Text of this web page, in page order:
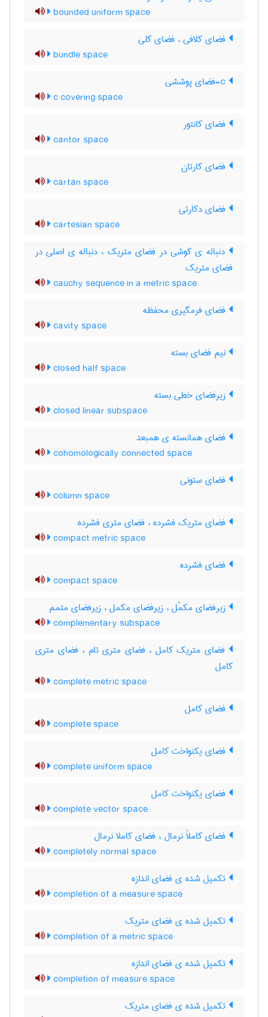
bounded uniform space
فضای کلافی ، فضای کلی
bundle space
c covering space
فضای کانتور
cantor space
فضای کارتان
cartan space
فضای دکارتی
cartesian space
دنباله ی کوشی در فضای متریک ، دنباله ی اصلی در
فضای متریک
cauchy sequence in a metric space
فضای فرمگیری محفظه
cavity space
نیم فضای بسته
closed half space
زیرفضای خطی بسته
closed linear subspace
فضای همانسته ی همبعد
cohomologically connected space
فضای ستونی
column space
فضای متریک فشرده ، فضای متری فشرده
compact metric space
فضای فشرده
compact space
زیرفضای مکمّل ، زیرفضای مکمل ، زیرفضای متمم
complementary subspace
فضای متریک کامل ، فضای متری تام ، فضای متری
کامل
complete metric space
فضای کامل
complete space
فضای یکنواخت کامل
complete uniform space
فضای یکنواخت کامل
complete vector space
فضای کاملاً نرمال ، فضای کاملا نرمال
completely normal space
تکمیل شده ی فضای اندازه
completion of a measure space
تکمیل شده ی فضای متریک
completion of a metric space
تکمیل شده ی فضای اندازه
completion of measure space
تکمیل شده ی فضای متریک